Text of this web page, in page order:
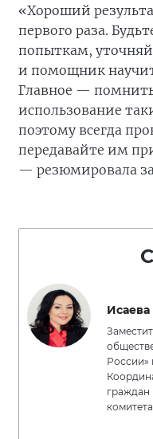
«Хороший
первого раза.
попыткам,
и помощник
Главное —
использование
поэтому всегда
передавайте им
— резюмировала
Исаева
России»
граждан
комитета